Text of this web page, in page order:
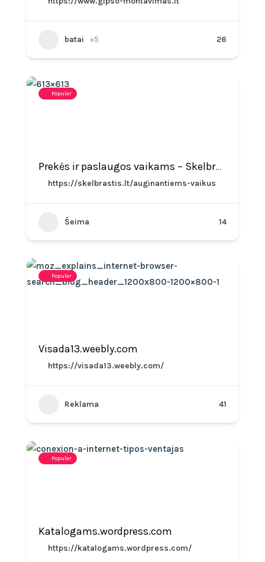
batai +5 26
Popular
Prekės ir paslaugos vaikams – Skelbrastis.lt
https://skelbrastis.lt/auginantiems-vaikus
Šeima 14
Popular
Visada13.weebly.com
https://visada13.weebly.com/
Reklama 41
Popular
Katalogams.wordpress.com
https://katalogams.wordpress.com/